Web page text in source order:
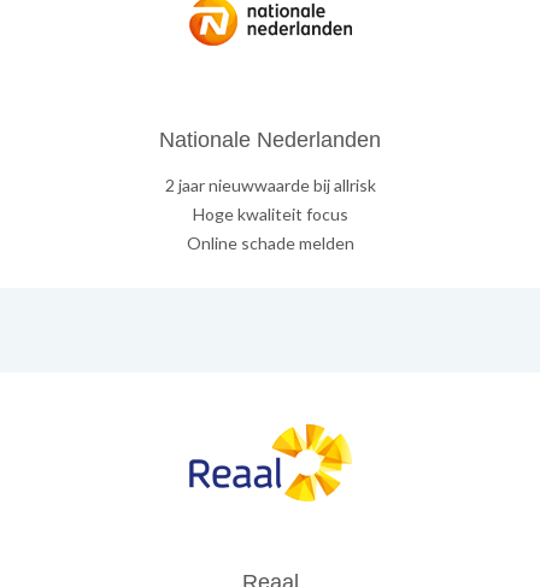
Nationale Nederlanden
2 jaar nieuwwaarde bij allrisk
Hoge kwaliteit focus
Online schade melden